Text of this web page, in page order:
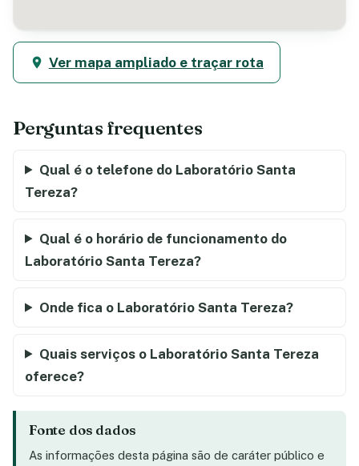
Ver mapa ampliado e traçar rota
Perguntas frequentes
Qual é o telefone do Laboratório Santa
Tereza?
Qual é o horário de funcionamento do
Laboratório Santa Tereza?
Onde fica o Laboratório Santa Tereza?
Quais serviços o Laboratório Santa Tereza
oferece?
Fonte dos dados
As informações desta página são de caráter público e